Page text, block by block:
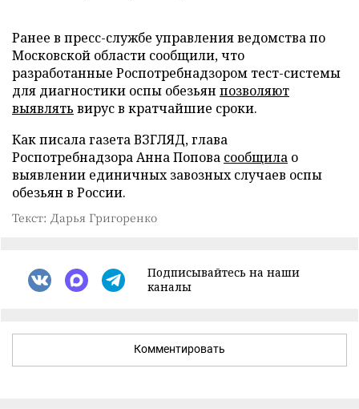
Ранее в пресс-службе управления ведомства по
Московской области сообщили, что
разработанные Роспотребнадзором тест-системы
для диагностики оспы обезьян позволяют
выявлять вирус в кратчайшие сроки.
Как писала газета ВЗГЛЯД, глава
Роспотребнадзора Анна Попова сообщила о
выявлении единичных завозных случаев оспы
обезьян в России.
Текст: Дарья Григоренко
Подписывайтесь на наши
каналы
Комментировать